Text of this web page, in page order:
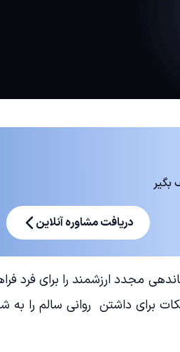
دریافت مشاوره آنلاین
مجدد ارزشمند را برای فرد
برای داشتن روانی سالم را به